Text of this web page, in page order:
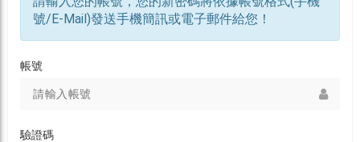
號/E-Mail)發送手機簡訊或電子郵件給您！
帳號
驗證碼